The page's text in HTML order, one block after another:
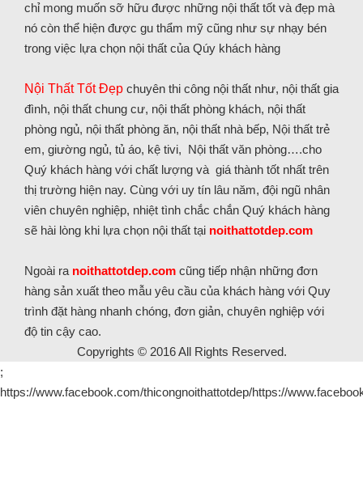
chỉ mong muốn sỡ hữu được những nội thất tốt và đẹp mà
nó còn thể hiện được gu thẩm mỹ cũng như sự nhạy bén
trong việc lựa chọn nội thất của Qúy khách hàng
Nội Thất Tốt Đẹp chuyên thi công nội thất như, nội thất gia
đình, nội thất chung cư, nội thất phòng khách, nội thất
phòng ngủ, nội thất phòng ăn, nội thất nhà bếp, Nội thất trẻ
em, giường ngủ, tủ áo, kệ tivi, Nội thất văn phòng….cho
Quý khách hàng với chất lượng và giá thành tốt nhất trên
thị trường hiện nay. Cùng với uy tín lâu năm, đội ngũ nhân
viên chuyên nghiệp, nhiệt tình chắc chắn Quý khách hàng
sẽ hài lòng khi lựa chọn nội thất tại noithattotdep.com
Ngoài ra noithattotdep.com cũng tiếp nhận những đơn
hàng sản xuất theo mẫu yêu cầu của khách hàng với Quy
trình đặt hàng nhanh chóng, đơn giản, chuyên nghiệp với
độ tin cậy cao.
Copyrights © 2016 All Rights Reserved.
;
https://www.facebook.com/thicongnoithattotdep/https://